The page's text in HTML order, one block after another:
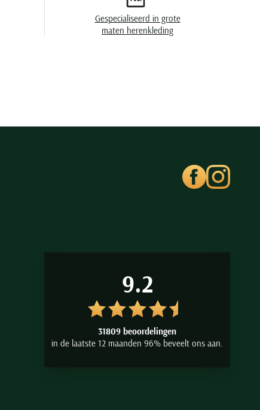
Gespecialiseerd in grote
maten herenkleding
9.2
31809 beoordelingen
in de laatste 12 maanden 96% beveelt ons aan.